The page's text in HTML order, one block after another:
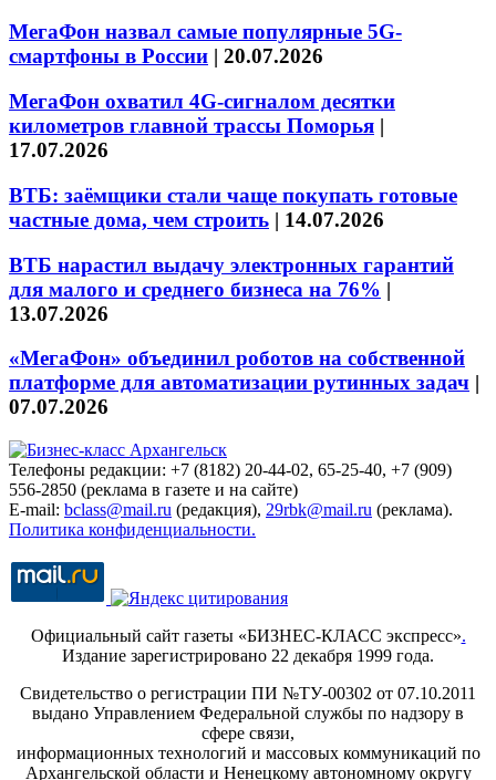
МегаФон назвал самые популярные 5G-
смартфоны в России | 20.07.2026
МегаФон охватил 4G-сигналом десятки
километров главной трассы Поморья |
17.07.2026
ВТБ: заёмщики стали чаще покупать готовые
частные дома, чем строить | 14.07.2026
ВТБ нарастил выдачу электронных гарантий
для малого и среднего бизнеса на 76% |
13.07.2026
«МегаФон» объединил роботов на собственной
платформе для автоматизации рутинных задач |
07.07.2026
Телефоны редакции: +7 (8182) 20-44-02, 65-25-40, +7 (909)
556-2850 (реклама в газете и на сайте)
E-mail: bclass@mail.ru (редакция), 29rbk@mail.ru (реклама).
Политика конфиденциальности.
Официальный сайт газеты «БИЗНЕС-КЛАСС экспресс».
Издание зарегистрировано 22 декабря 1999 года.
Свидетельство о регистрации ПИ №ТУ-00302 от 07.10.2011
выдано Управлением Федеральной службы по надзору в
сфере связи,
информационных технологий и массовых коммуникаций по
Архангельской области и Ненецкому автономному округу